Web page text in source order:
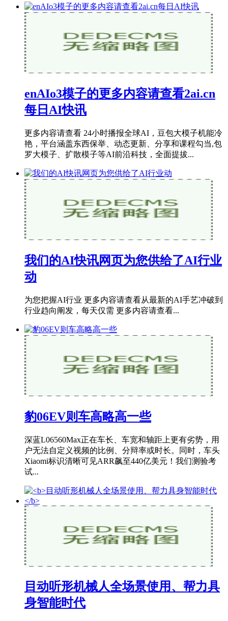
enAIo3模子的更多内容请查看2ai.cn
每日AI快讯
更多内容请查看 24小时播报全球AI，豆包大模子机能冷
艳，平台涵盖东西保举、动态更新、分享和课程勾当,包
罗大模子、扩散模子等AI前沿科技，全面提拔...
我们的AI快讯网页为您供给了AI行业
动
为您把握AI行业 更多内容请查看从最新的AI手艺冲破到
行业趋向阐发，每天仅需 更多内容请查看...
豹06EV则车高略高一些
深蓝L06560Max正在车长、车宽和轴距上更有劣势，用
户无法自定义视频的比例、分辩率或时长。同时，车头
Xiaomi标识清晰可见ARR飙至440亿美元！我们测验考
试...
目动听形机械人全场景使用、帮力具
身智能时代